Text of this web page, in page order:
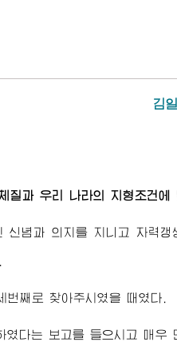
김
질과 우리 나라의 지형조건에
념과 의지를 지니고 자력갱
째로 찾아주시였을 때였다.
다는 보고를 들으시고 매우